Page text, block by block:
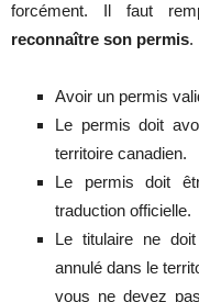
forcément. Il faut
reconnaître son permis.
Avoir un permis
Le permis doit
territoire canadien.
Le permis doit
traduction officielle.
Le titulaire ne
annulé dans le
vous ne devez